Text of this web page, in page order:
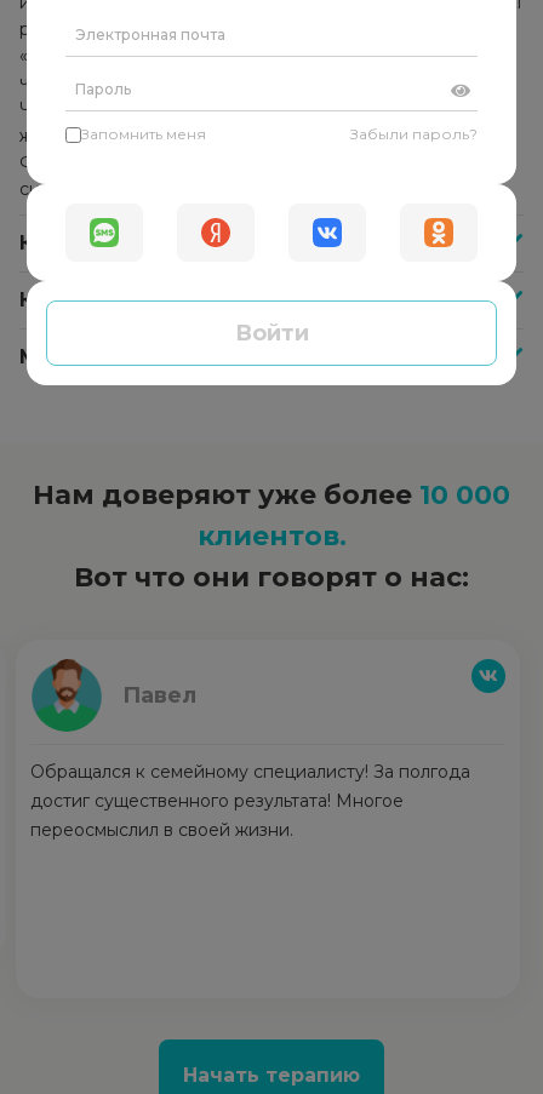
решить конкретную проблему. Он не указывает
«правильное» решение и не даёт советы, а помогает
человеку найти собственные ответы и решения.
Человек начинает прислушиваться к себе, своим
желаниям и находит в себе внутреннюю опору.
Формируется способность справляться с любыми
ситуациями самостоятельно.
Как часто нужно посещать психолога?
Как оплатить сессию со специалистом?
Меня не устроил психолог, что делать?
Нам доверяют уже более 10 000
клиентов.
Вот что они говорят о нас:
Павел
Обращался к семейному специалисту! За полгода
достиг существенного результата! Многое
переосмыслил в своей жизни.
Начать терапию
Запомнить меня Забыли пароль?
Войти